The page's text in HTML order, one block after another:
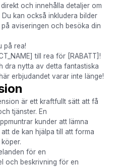
och innehålla detaljer om
kan också inkludera bilder
aviseringen och besöka din
på rea!
till rea för [RABATT]!
dra nytta av detta fantastiska
erbjudandet varar inte länge!
är ett kraftfullt sätt att få
tjänster. En
kunder att lämna
de kan hjälpa till att forma
för en
och beskrivning för en